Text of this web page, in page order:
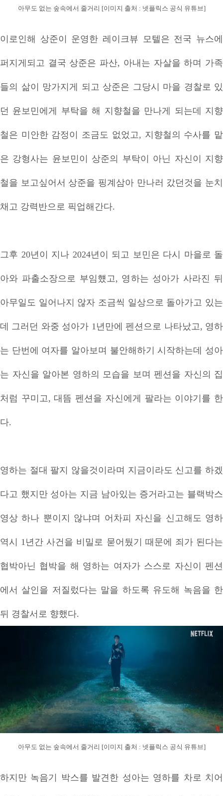
아무도 없는 숲속에서 줄거리 [이미지 출처 : 넷플릭스 공식 유튜브]
이로인해 상준이 운영한 레이크뷰 모텔은 전국 뉴스에
퍼지게되고 결국 상준은 파산, 아내는 자살을 하며 가족
들의 삶이 망가지게 되고 상준은 그당시 마을 경찰로 있
던 윤보민에게 부탁을 해 지향철을 만나게 되는데 지향
철은 미안한 감정이 조금도 없었고, 지향철의 수사를 맡
은 강형사는 윤보민이 상준의 부탁이 아닌 자신이 지향
철을 보고싶어서 상준을 핑계삼아 만나러 갔던것을 눈치
채고 강력반으로 픽업해간다.
그후 20년이 지나 2024년이 되고 보민은 다시 마을로 돌
아와 파출소장으로 부임헀고, 영하는 성아가 사라진 뒤
아무일도 일어나지 않자 조금씩 일상으로 돌아가고 있는
데 그러던 와중 성아가 1년만에 펜션으로 나타났고, 영하
는 단번에 여자를 알아보며 불안해하기 시작하는데 성아
는 자신을 알아본 영하의 모습을 보며 펜션을 자신의 집
처럼 꾸미고, 대뜸 펜션을 자신에게 팔라는 이야기를 한
다.
영하는 절대 팔지 않을것이라며 지금이라도 신고를 하겠
다고 했지만 성아는 지금 남아있는 증거라고는 블랙박스
영상 하나 뿐이지 않냐며 어차피 자신을 신고해도 영하
역시 1년간 사건을 비밀로 묻어뒀기 때문에 죄가 된다는
협박아닌 협박을 해 영하는 여자가 스스로 자신이 펜션
에서 살인을 저질렀다는 말을 하도록 유도해 녹음을 한
뒤 경찰서로 향했다.
아무도 없는 숲속에서 줄거리 [이미지 출처 : 넷플릭스 공식 유튜브]
하지만 녹음기 박스를 발견한 성아는 영하를 차로 치어